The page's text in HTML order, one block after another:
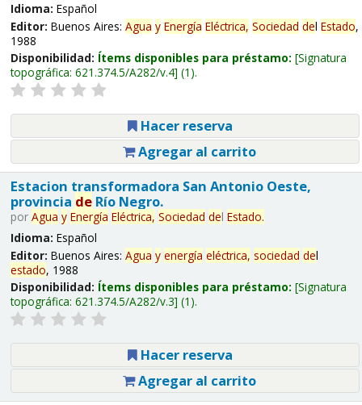
Idioma: Español
Editor: Buenos Aires: Agua y Energía Eléctrica, Sociedad del Estado,
1988
Disponibilidad: Ítems disponibles para préstamo: Signatura
topográfica: 621.374.5/A282/v.4 (1).
Hacer reserva
Agregar al carrito
Estacion transformadora San Antonio Oeste,
provincia deRío Negro.
por Agua y Energía Eléctrica, Sociedad del Estado.
Idioma: Español
Editor: Buenos Aires: Agua y energía eléctrica, sociedad del
estado, 1988
Disponibilidad: Ítems disponibles para préstamo: Signatura
topográfica: 621.374.5/A282/v.3 (1).
Hacer reserva
Agregar al carrito